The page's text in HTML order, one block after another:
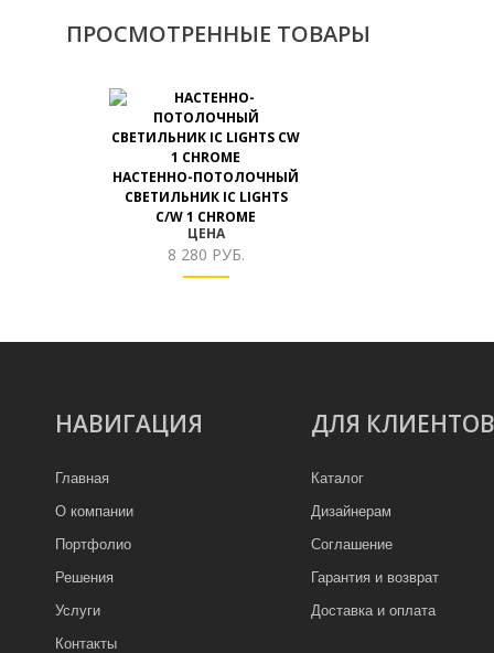
ПРОСМОТРЕННЫЕ ТОВАРЫ
НАСТЕННО-ПОТОЛОЧНЫЙ
СВЕТИЛЬНИК IC LIGHTS
C/W 1 CHROME
ЦЕНА
8 280 РУБ.
НАВИГАЦИЯ
Главная
О компании
Портфолио
Решения
Услуги
Контакты
ДЛЯ КЛИЕНТОВ
Каталог
Дизайнерам
Соглашение
Гарантия и возврат
Доставка и оплата